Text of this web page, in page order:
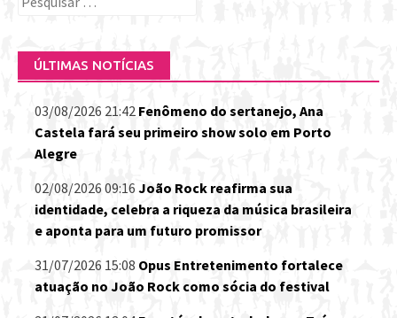
ÚLTIMAS NOTÍCIAS
03/08/2026 21:42 Fenômeno do sertanejo, Ana
Castela fará seu primeiro show solo em Porto
Alegre
02/08/2026 09:16 João Rock reafirma sua
identidade, celebra a riqueza da música brasileira
e aponta para um futuro promissor
31/07/2026 15:08 Opus Entretenimento fortalece
atuação no João Rock como sócia do festival